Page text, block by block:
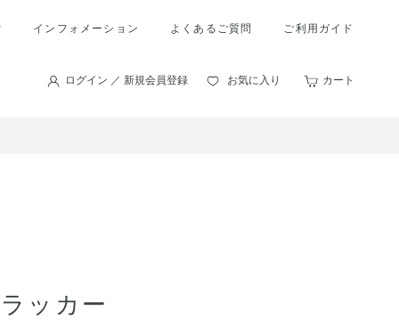
インフォメーション よくあるご質問 ご利用ガイド
ログイン ／ 新規会員登録 お気に入り カート
ッカー